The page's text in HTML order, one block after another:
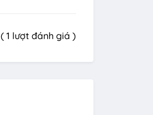
( 1 lượt đánh giá )